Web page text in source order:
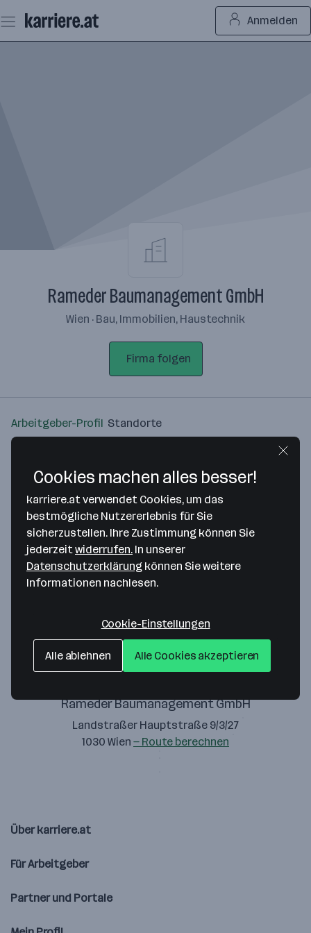
Seiteninhalt
springen
Anmelden
Rameder Baumanagement GmbH
Wien · Bau, Immobilien, Haustechnik
Firma folgen
Arbeitgeber-Profil Standorte
Bitte stimme unseren Cookie-
Richtlinien zu, um diese Karte
anzuzeigen.
Rameder Baumanagement GmbH
Landstraßer Hauptstraße 9/3/27
1030 Wien — Route berechnen
Über karriere.at
Für Arbeitgeber
Partner und Portale
Cookies machen alles besser!
karriere.at verwendet Cookies, um das
bestmögliche Nutzererlebnis für Sie
sicherzustellen. Ihre Zustimmung können Sie
jederzeitwiderrufen. In unserer
Datenschutzerklärung können Sie weitere
Informationen nachlesen.
Cookie-Einstellungen
Alle ablehnen Alle Cookies akzeptieren